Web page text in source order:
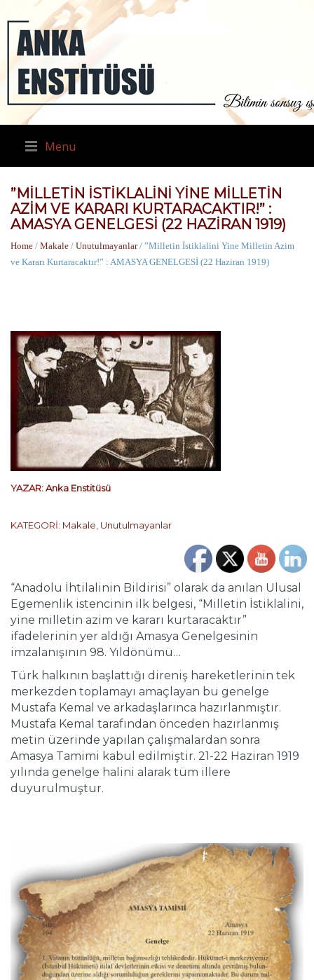
Menu
”MILLETIN İSTIKLALINI YINE MILLETIN
AZIM VE KARARI KURTARACAKTIR!” :
AMASYA GENELGESİ (22 HAZIRAN 1919)
Home / Makale / Unutulmayanlar/ ”Milletin İstiklalini Yine Milletin Azim
ve Kararı Kurtaracaktır!” : AMASYA GENELGESİ (22 Haziran 1919)
YAZAR:Anka Enstitüsü
KATEGORİ: Makale Unutulmayanlar
“Anadolu İhtilalinin Bildirisi” olarak da anılan Ulusal
Egemenlik istencinin ilk belgesi, “Milletin İstiklalini,
yine milletin azim ve kararı kurtaracaktır”
ifadelerinin yer aldığı Amasya Genelgesinin
imzalanışının 98. Yıldönümü…
Türk halkının başlattığı direniş hareketlerinin tek
merkezden toplamayı amaçlayan bu genelge
Mustafa Kemal ve arkadaşlarınca hazırlanmıştır.
Mustafa Kemal tarafından önceden hazırlanmış
metin üzerinde yapılan çalışmalardan sonra
Amasya Tamimi kabul edilmiştir. 21-22 Haziran 1919
yılında genelge halini alarak tüm illere
duyurulmuştur.